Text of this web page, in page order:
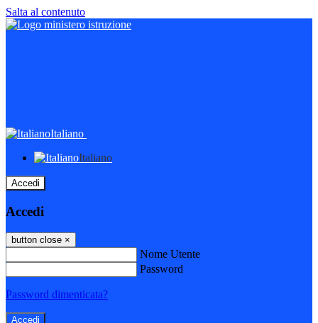
Salta al contenuto
Italiano
Italiano
Accedi
Accedi
button close ×
Nome Utente
Password
Password dimenticata?